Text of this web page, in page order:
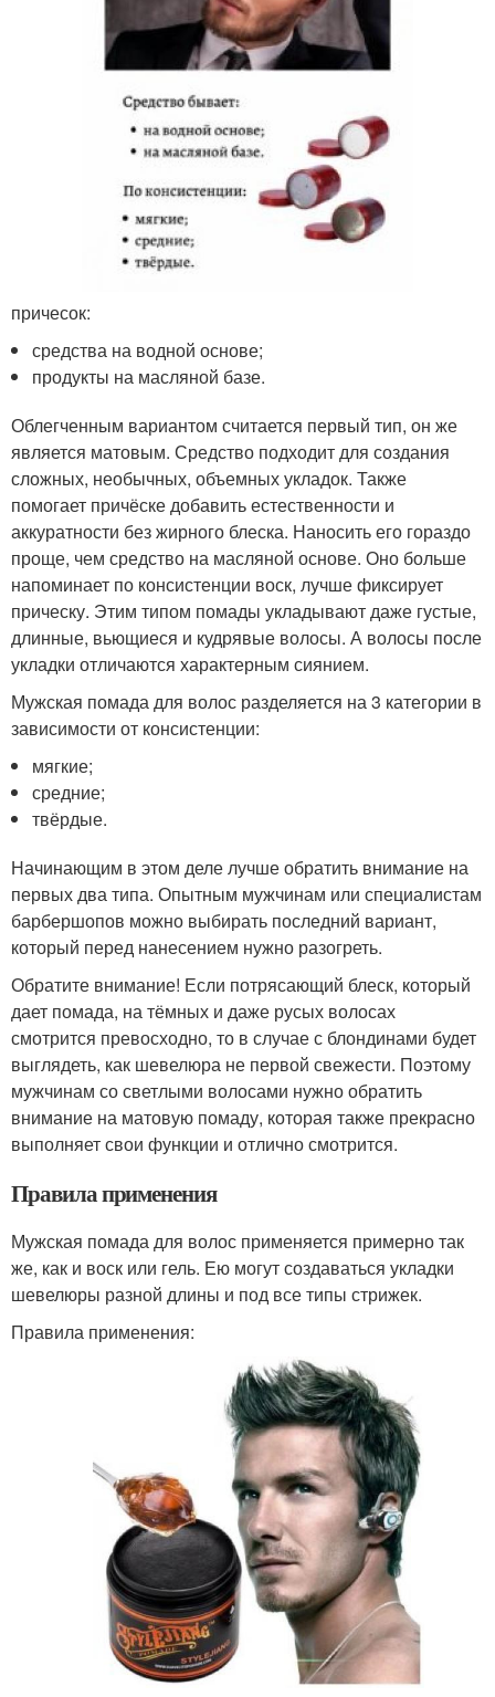
причесок:
средства на водной основе;
продукты на масляной базе.
Облегченным вариантом считается первый тип, он же
является матовым. Средство подходит для создания
сложных, необычных, объемных укладок. Также
помогает причёске добавить естественности и
аккуратности без жирного блеска. Наносить его гораздо
проще, чем средство на масляной основе. Оно больше
напоминает по консистенции воск, лучше фиксирует
прическу. Этим типом помады укладывают даже густые,
длинные, вьющиеся и кудрявые волосы. А волосы после
укладки отличаются характерным сиянием.
Мужская помада для волос разделяется на 3 категории в
зависимости от консистенции:
мягкие;
средние;
твёрдые.
Начинающим в этом деле лучше обратить внимание на
первых два типа. Опытным мужчинам или специалистам
барбершопов можно выбирать последний вариант,
который перед нанесением нужно разогреть.
Обратите внимание! Если потрясающий блеск, который
дает помада, на тёмных и даже русых волосах
смотрится превосходно, то в случае с блондинами будет
выглядеть, как шевелюра не первой свежести. Поэтому
мужчинам со светлыми волосами нужно обратить
внимание на матовую помаду, которая также прекрасно
выполняет свои функции и отлично смотрится.
Правила применения
Мужская помада для волос применяется примерно так
же, как и воск или гель. Ею могут создаваться укладки
шевелюры разной длины и под все типы стрижек.
Правила применения: